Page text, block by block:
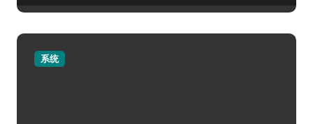
系统